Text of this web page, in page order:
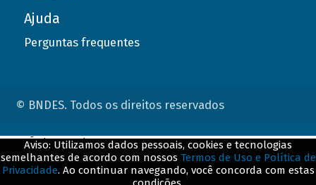
Ajuda
Perguntas frequentes
© BNDES. Todos os direitos reservados
Aviso: Utilizamos dados pessoais, cookies e tecnologias
semelhantes de acordo com nossos Termos de Uso e Política de
Privacidade. Ao continuar navegando, você concorda com estas
ConteÃºdo complementar
${title}${badge}